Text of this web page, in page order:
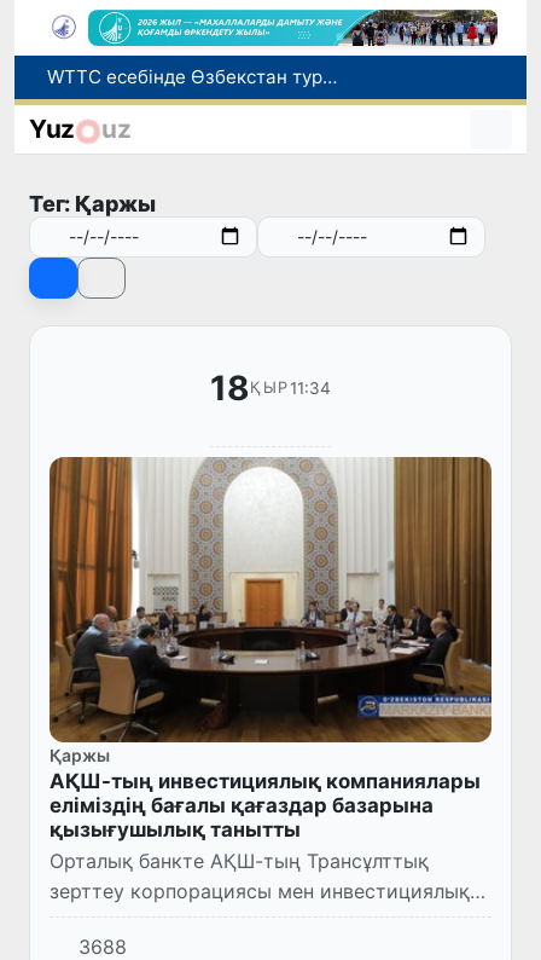
WTTC есебінде Өзбекстан туризмнің өсу қарқыны бойынша Орталық Азияда бірінші орынға шықты
Мүмкіндігі шектеулі талапкерлерге қабылдау емтихандарында қосымша уақыт беріледі
Жарты жылда Өзбекстанда қанша егіз сәби дүниеге келді?
Yuz uz
Тег: Қаржы
18ҚЫР11:34
Қаржы
АҚШ-тың инвестициялық компаниялары
еліміздің бағалы қағаздар базарына
қызығушылық танытты
Орталық банкте АҚШ-тың Трансұлттық
зерттеу корпорациясы мен инвестициялық
компаниялардың өкілдерімен кездесу өтті.
3688